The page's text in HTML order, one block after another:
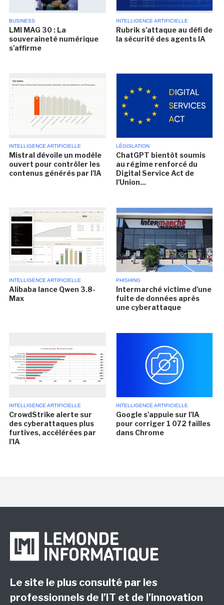
BUSINESS
LMI MAG 30 : La
souveraineté numérique
s'affirme
INTELLIGENCE ARTIFICIELLE
Rubrik s'attaque au défi de
la sécurité des agents IA
INTELLIGENCE ARTIFICIELLE
Mistral dévoile un modèle
ouvert pour contrôler les
contenus générés par l'IA
LÉGISLATION
ChatGPT bientôt soumis
au régime renforcé du
Digital Service Act de
l'Union...
INTELLIGENCE ARTIFICIELLE
Alibaba lance Qwen 3.8-
Max
PHISHING
Intermarché victime d'une
fuite de données après
une cyberattaque
INTELLIGENCE ARTIFICIELLE
CrowdStrike alerte sur
des cyberattaques plus
furtives, accélérées par
l'IA
INTELLIGENCE ARTIFICIELLE
Google s'appuie sur l'IA
pour corriger 1 072 failles
dans Chrome
Le site le plus consulté par les
professionnels de l’IT et de l’innovation